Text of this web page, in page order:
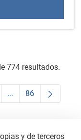
de orientación
774 resultados.
TAB para
...PáginasPágina
86
y de terceros